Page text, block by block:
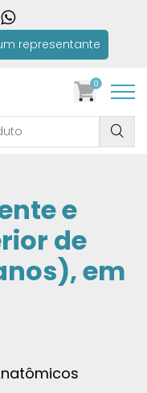
representante
0
e
de
em